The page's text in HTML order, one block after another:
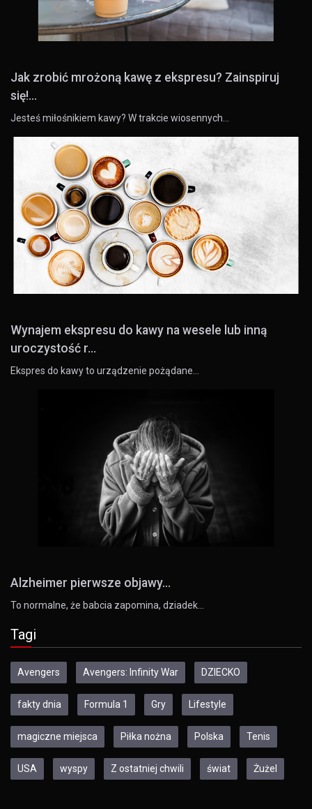
Jak zrobić mrożoną kawę z ekspresu? Zainspiruj
się!...
Jesteś miłośnikiem kawy? W trakcie wiosennych…
Wynajem ekspresu do kawy na wesele lub inną
uroczystość r...
Ekspres do kawy to urządzenie pożądane…
Alzheimer pierwsze objawy...
To normalne, że babcia zapomina, dziadek…
Tagi
Avengers Avengers: Infinity War DZIECKO
fakty dnia Formula 1 Gry Lifestyle
magiczne miejsca Piłka nożna Polska Tenis
USA wyspy Z ostatniej chwili świat Żużel